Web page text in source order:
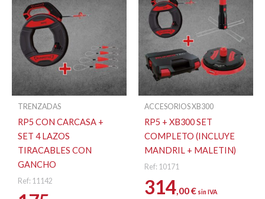
TRENZADAS
RP5 CON CARCASA +
SET 4 LAZOS
TIRACABLES CON
GANCHO
Ref: 11142
ACCESORIOS XB300
RP5 + XB300 SET
COMPLETO (INCLUYE
MANDRIL + MALETIN)
Ref: 10171
314,00€ sin IVA